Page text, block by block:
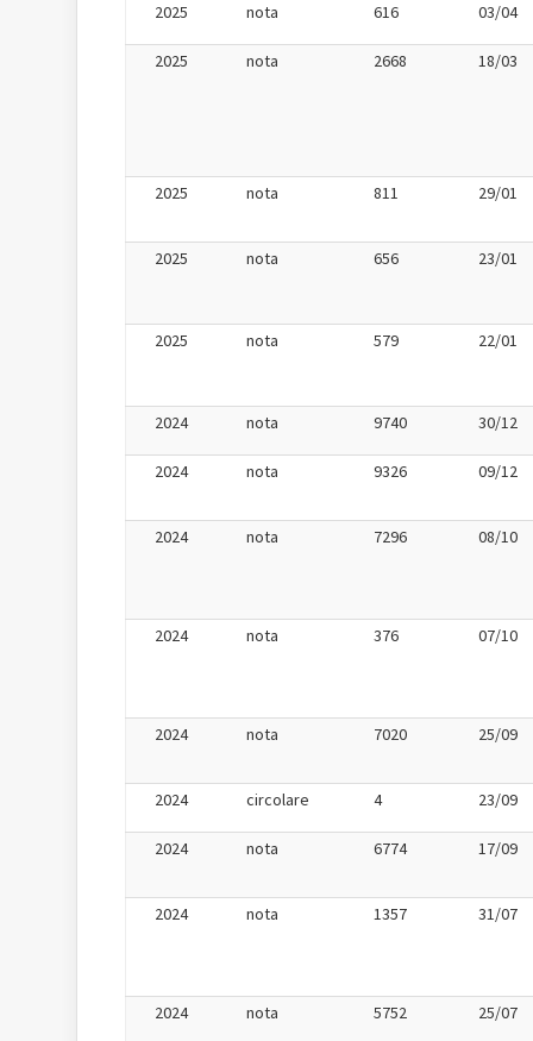
2025 nota 616 03/04
2025 nota 2668 18/03
2025 nota 811 29/01
2025 nota 656 23/01
2025 nota 579 22/01
2024 nota 9740 30/12
2024 nota 9326 09/12
2024 nota 7296 08/10
2024 nota 376 07/10
2024 nota 7020 25/09
2024 circolare 4 23/09
2024 nota 6774 17/09
2024 nota 1357 31/07
2024 nota 5752 25/07